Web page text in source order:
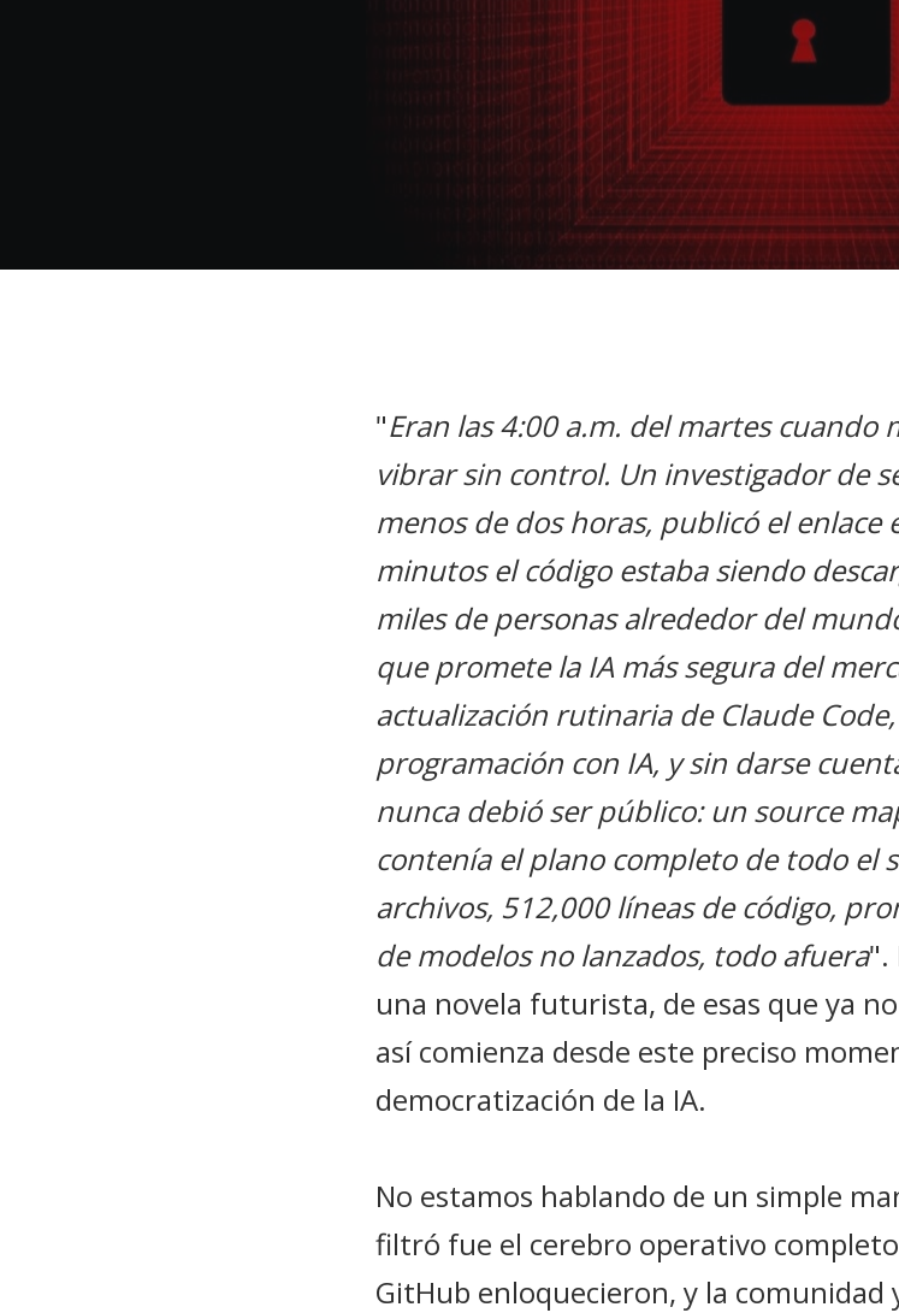
"Eran las 4:00 a.m. del martes cuando
vibrar sin control. Un investigador de
menos de dos horas, publicó el enlace
minutos el código estaba siendo
miles de personas alrededor del
que promete la IA más segura del
actualización rutinaria de Claude
programación con IA, y sin darse
nunca debió ser público: un source
contenía el plano completo de todo el
archivos, 512,000 líneas de código,
de modelos no lanzados, todo afuera".
una novela futurista, de esas que ya
así comienza desde este preciso
democratización de la IA.
No estamos hablando de un simple
filtró fue el cerebro operativo
GitHub enloquecieron, y la comunidad